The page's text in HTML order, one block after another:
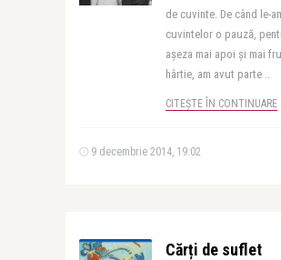
de cuvinte. De când le-
cuvintelor o pauză,
așeza mai apoi și mai
hârtie, am avut parte ..
CITEȘTE ÎN CONTINUARE
9 decembrie 2014, 19:02
Cărți de suflet